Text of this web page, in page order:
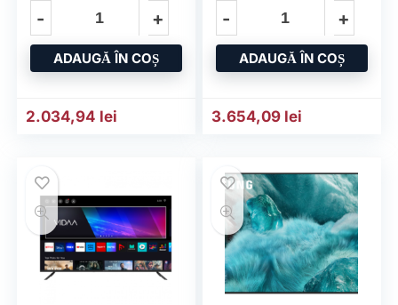
ADAUGĂ ÎN COȘ
2.034,94 lei
ADAUGĂ ÎN COȘ
3.654,09 lei